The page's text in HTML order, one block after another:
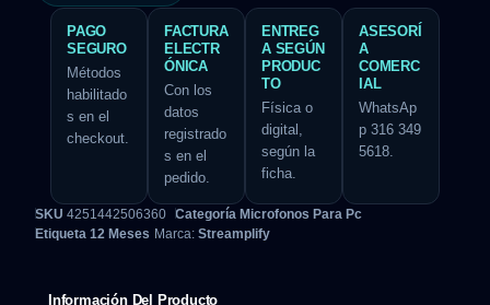
PAGO
SEGURO
Métodos
habilitado
s en el
checkout.
FACTURA
ELECTR
ÓNICA
Con los
datos
registrado
s en el
pedido.
ENTREG
A SEGÚN
PRODUC
TO
Física o
digital,
según la
ficha.
ASESORÍ
A
COMERC
IAL
WhatsAp
p 316 349
5618.
SKU 4251442506360 Categoría Microfonos Para Pc
Etiqueta 12 Meses Marca: Streamplify
Información Del Producto